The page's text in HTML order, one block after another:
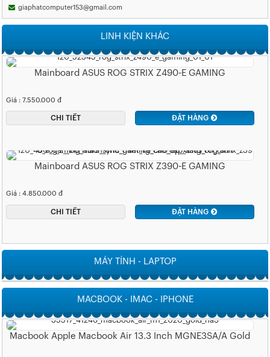
giaphatcomputer153@gmail.com
LINH KIỆN KHÁC
Mainboard ASUS ROG STRIX Z490-E GAMING
Giá : 7.550.000 đ
CHI TIẾT ĐẶT HÀNG
Mainboard ASUS ROG STRIX Z390-E GAMING
Giá : 4.850.000 đ
CHI TIẾT ĐẶT HÀNG
MÁY TÍNH - LAPTOP
MACBOOK - IMAC - IPHONE
Macbook Apple Macbook Air 13.3 Inch MGNE3SA/A Gold